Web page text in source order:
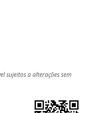
sujeitos a alterações sem